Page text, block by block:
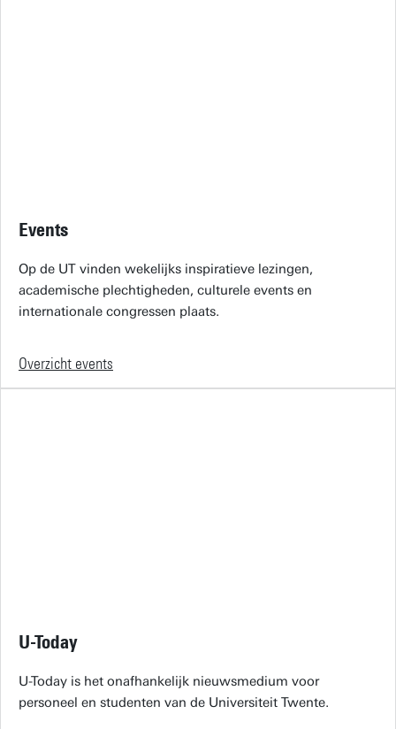
Events
Op de UT vinden wekelijks inspiratieve lezingen,
academische plechtigheden, culturele events en
internationale congressen plaats.
Overzicht events
U-Today
U-Today is het onafhankelijk nieuwsmedium voor
personeel en studenten van de Universiteit Twente.